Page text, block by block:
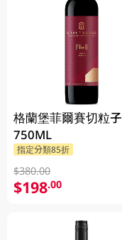
格蘭堡菲爾賽切粒子
750ML
指定分類85折
$380.00
$198.00